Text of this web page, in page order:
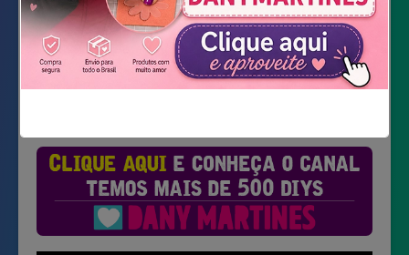
Não mostrar novamente